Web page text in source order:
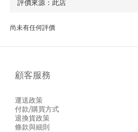
尚未有任何評價
顧客服務
運送政策
付款/購買方式
退換貨政策
條款與細則